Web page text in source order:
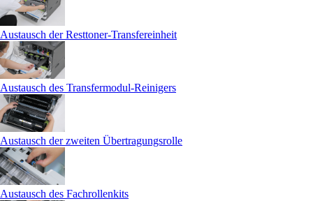
Austausch der Resttoner-Transfereinheit
Austausch des Transfermodul-Reinigers
Austausch der zweiten Übertragungsrolle
Austausch des Fachrollenkits